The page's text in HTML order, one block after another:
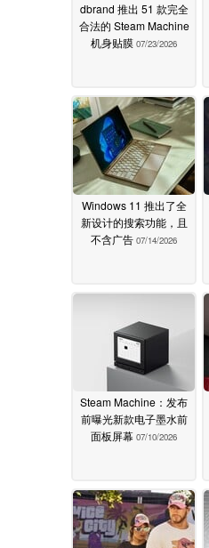
dbrand 推出 51 款完全
合法的 Steam Machine
机身贴膜 07/23/2026
Windows 11 推出了全
新设计的搜索功能，且
不含广告 07/14/2026
Steam Machine：发布
前曝光新款电子墨水前
面板屏幕 07/10/2026